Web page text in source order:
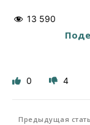
13 590
0 4
Предыдущая